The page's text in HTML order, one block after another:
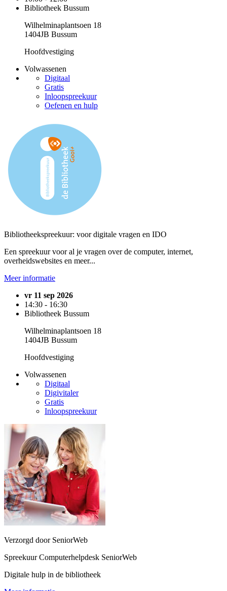
Bibliotheek Bussum
Wilhelminaplantsoen 18
1404JB Bussum
Hoofdvestiging
Volwassenen
Digitaal
Gratis
Inloopspreekuur
Oefenen en hulp
Bibliotheekspreekuur: voor digitale vragen en IDO
Een spreekuur voor al je vragen over de computer, internet,
overheidswebsites en meer...
Meer informatie
vr 11 sep 2026
14:30 - 16:30
Bibliotheek Bussum
Wilhelminaplantsoen 18
1404JB Bussum
Hoofdvestiging
Volwassenen
Digitaal
Digivitaler
Gratis
Inloopspreekuur
Verzorgd door SeniorWeb
Spreekuur Computerhelpdesk SeniorWeb
Digitale hulp in de bibliotheek